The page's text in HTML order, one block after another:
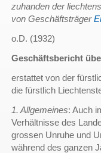
zuhanden der
von Geschäftsträger
o.D. (1932)
Geschäftsbericht
erstattet von der
die fürstlich
1. Allgemeines: Auch
Verhältnisse des
grossen Unruhe und
während des ganzen